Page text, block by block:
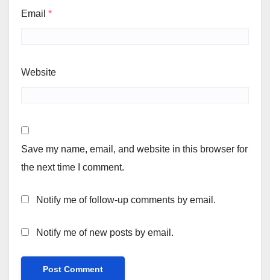
Email *
Website
Save my name, email, and website in this browser for
the next time I comment.
Notify me of follow-up comments by email.
Notify me of new posts by email.